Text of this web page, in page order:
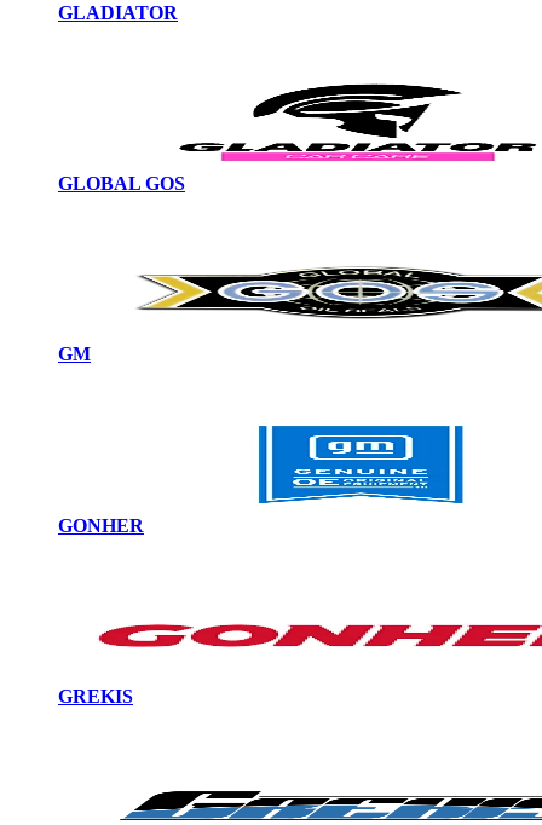
GLADIATOR
GLOBAL GOS
GM
GONHER
GREKIS